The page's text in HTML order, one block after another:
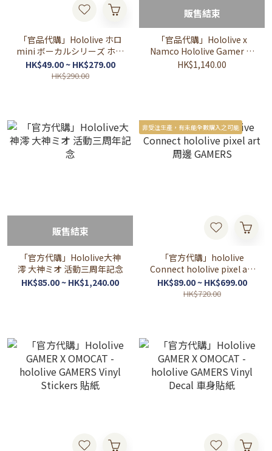
「官品代購」Hololive ホロ
mini ボーカルシリーズ ホロ
ライブ GAMERS
HK$49.00 ~ HK$279.00
HK$290.00
販售結束
「官品代購」Hololive x
Namco Hololive Gamer 白
上吹雪、大神ミオ 戒指
HK$1,140.00
販售結束
「官方代購」Hololive大神
澪 大神ミオ 活動三周年記念
HK$85.00 ~ HK$1,240.00
非受注生產，有未能全數購入之可能
「官方代購」hololive
Connect hololive pixel art
周邊 GAMERS
HK$89.00 ~ HK$699.00
HK$720.00